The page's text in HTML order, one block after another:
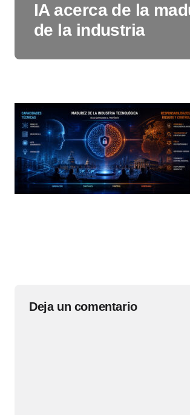
IA acerca de la
de la industria
Deja un comentario